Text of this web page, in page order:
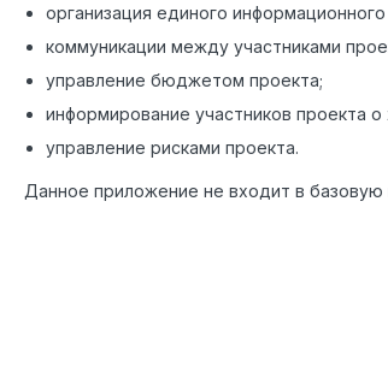
организация единого
коммуникации между участниками
управление бюджетом проекта;
информирование участников проекта
управление рисками проекта.
Данное приложение не входит в базовую